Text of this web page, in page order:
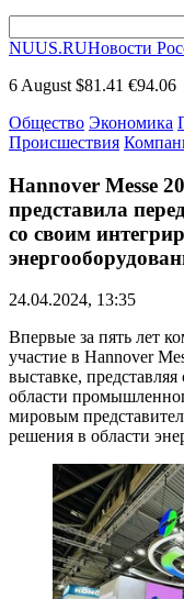
NUUS.RUНовости
6 August $81.41 €94.06
Общество Экономика
Происшествия
Hannover Messe
представила
со своим
24.04.2024, 13:35
Впервые за пять лет
участие в Hannover
выставке,
области
мировым
решения в области